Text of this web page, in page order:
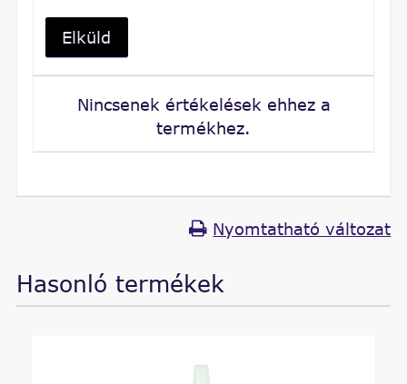
Elküld
Nincsenek értékelések ehhez a
termékhez.
Nyomtatható változat
Hasonló termékek